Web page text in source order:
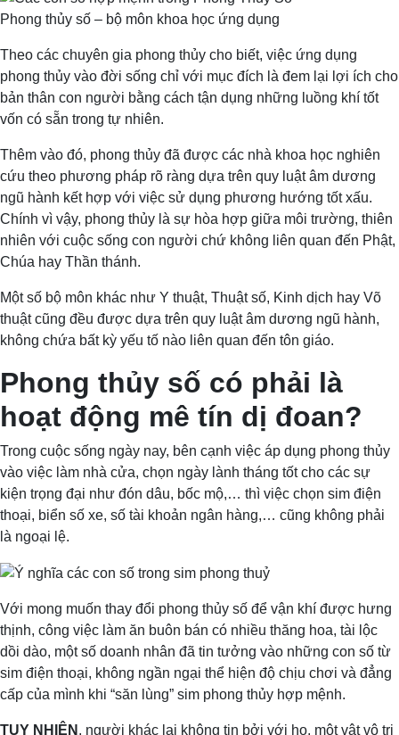
Phong thủy số – bộ môn khoa học ứng dụng
Theo các chuyên gia phong thủy cho biết, việc ứng dụng
phong thủy vào đời sống chỉ với mục đích là đem lại lợi ích cho
bản thân con người bằng cách tận dụng những luồng khí tốt
vốn có sẵn trong tự nhiên.
Thêm vào đó, phong thủy đã được các nhà khoa học nghiên
cứu theo phương pháp rõ ràng dựa trên quy luật âm dương
ngũ hành kết hợp với việc sử dụng phương hướng tốt xấu.
Chính vì vậy, phong thủy là sự hòa hợp giữa môi trường, thiên
nhiên với cuộc sống con người chứ không liên quan đến Phật,
Chúa hay Thần thánh.
Một số bộ môn khác như Y thuật, Thuật số, Kinh dịch hay Võ
thuật cũng đều được dựa trên quy luật âm dương ngũ hành,
không chứa bất kỳ yếu tố nào liên quan đến tôn giáo.
Phong thủy số có phải là
hoạt động mê tín dị đoan?
Trong cuộc sống ngày nay, bên cạnh việc áp dụng phong thủy
vào việc làm nhà cửa, chọn ngày lành tháng tốt cho các sự
kiện trọng đại như đón dâu, bốc mộ,… thì việc chọn sim điện
thoại, biển số xe, số tài khoản ngân hàng,… cũng không phải
là ngoại lệ.
Với mong muốn thay đổi phong thủy số để vận khí được hưng
thịnh, công việc làm ăn buôn bán có nhiều thăng hoa, tài lộc
dồi dào, một số doanh nhân đã tin tưởng vào những con số từ
sim điện thoại, không ngần ngại thể hiện độ chịu chơi và đẳng
cấp của mình khi “săn lùng” sim phong thủy hợp mệnh.
TUY NHIÊN , người khác lại không tin bởi với họ, một vật vô tri